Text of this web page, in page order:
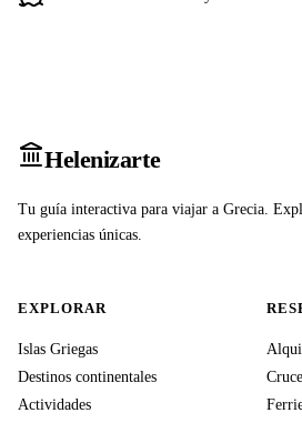
Helenizarte
Tu guía interactiva para viajar a Grecia.
experiencias únicas.
EXPLORAR
Islas Griegas
Destinos continentales
Actividades